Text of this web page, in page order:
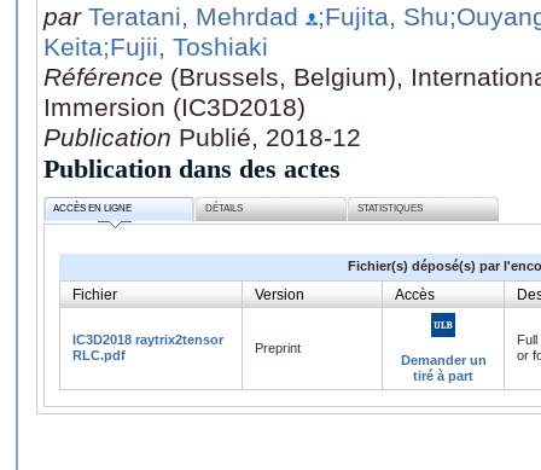
par Teratani, Mehrdad ;Fujita, Shu
Keita;Fujii, Toshiaki
Référence (Brussels, Belgium),
Immersion (IC3D2018)
Publication Publié, 2018-12
Publication dans des actes
ACCÈS EN LIGNE DÉTAILS STATISTIQUES
Fichier(s) déposé(s) par
Fichier Version Accès
IC3D2018 raytrix2tensor
RLC.pdf
Preprint
Demander un
tiré à part
or